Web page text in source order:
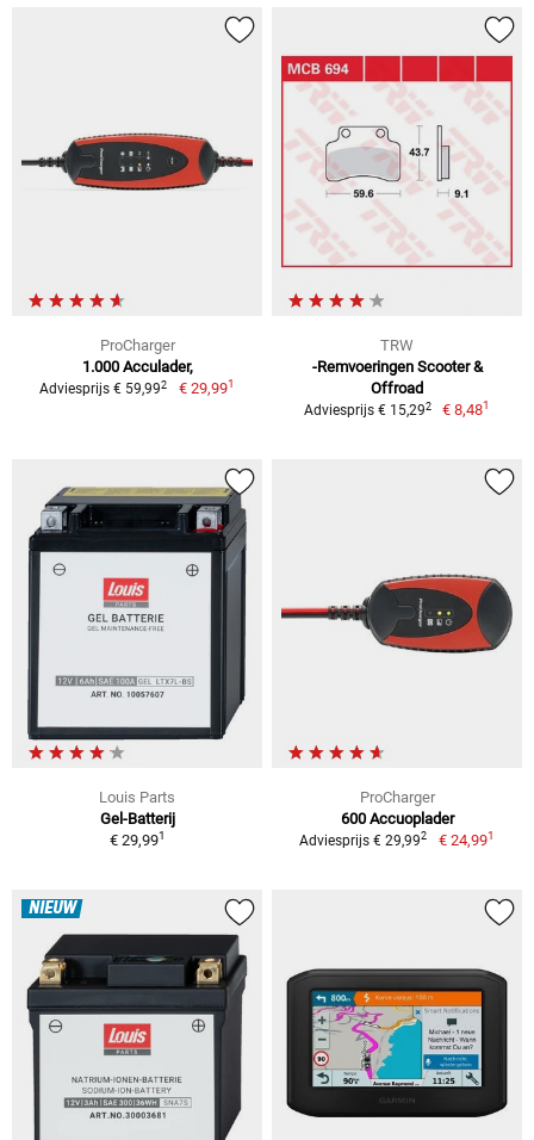
ProCharger
1.000 Acculader,
Adviesprijs € 59,992 € 29,991
TRW
-Remvoeringen Scooter &
Offroad
Adviesprijs € 15,292 € 8,481
Louis Parts
Gel-Batterij
€ 29,991
ProCharger
600 Accuoplader
Adviesprijs € 29,992 € 24,991
NIEUW